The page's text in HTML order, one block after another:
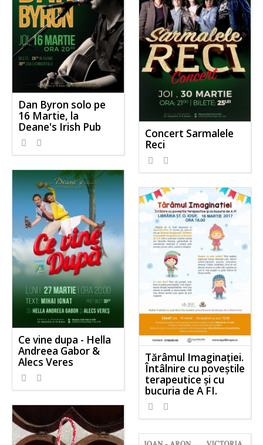
Dan Byron solo pe
16 Martie, la
Deane's Irish Pub
Concert Sarmalele
Reci
Ce vine dupa - Hella
Andreea Gabor &
Alecs Veres
Tărâmul Imaginației.
Întâlnire cu poveștile
terapeutice și cu
bucuria de A FI.